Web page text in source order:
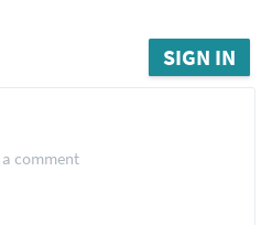
SIGN IN
comment